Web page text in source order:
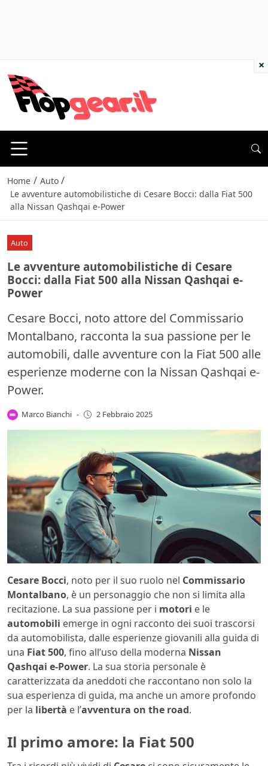
Home / Auto /
Le avventure automobilistiche di Cesare Bocci: dalla Fiat 500
alla Nissan Qashqai e-Power
Auto
Le avventure automobilistiche di Cesare
Bocci: dalla Fiat 500 alla Nissan Qashqai e-
Power
Cesare Bocci, noto attore del Commissario
Montalbano, racconta la sua passione per le
automobili, dalle avventure con la Fiat 500 alle
esperienze moderne con la Nissan Qashqai e-
Power.
Marco Bianchi - 2 Febbraio 2025
Cesare Bocci, noto per il suo ruolo nel Commissario
Montalbano, è un personaggio che non si limita alla
recitazione. La sua passione per i motori e le
automobili emerge in ogni racconto dei suoi trascorsi
da automobilista, dalle esperienze giovanili alla guida di
una Fiat 500, fino all’uso della moderna Nissan
Qashqai e-Power. La sua storia personale è
caratterizzata da aneddoti che raccontano non solo la
sua esperienza di guida, ma anche un amore profondo
per la libertà e l’avventura on the road.
Il primo amore: la Fiat 500
×